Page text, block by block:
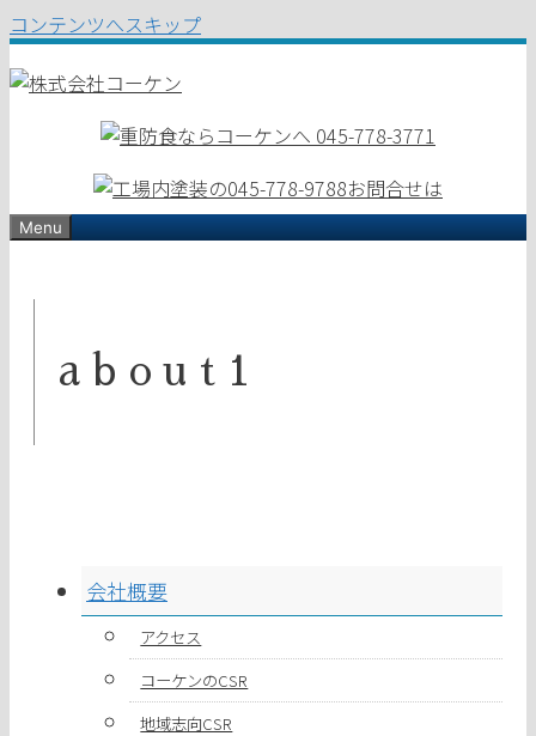
コンテンツへスキップ
Menu
about1
会社概要
アクセス
コーケンのCSR
地域志向CSR